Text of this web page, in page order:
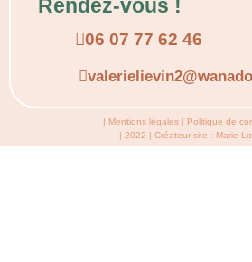
Rendez-vous !
06 07 77 62 46
| Mentions légales| Politique de
| 2022 | Créateur site : Marie